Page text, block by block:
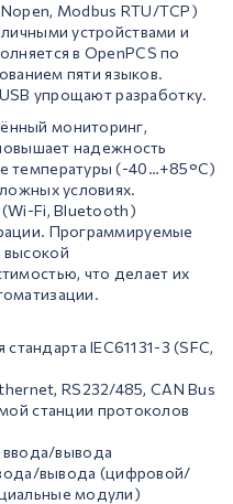
Modbus RTU/TCP)
устройствами и
в OpenPCS по
пяти языков.
упрощают разработку.
мониторинг,
надежность
температуры (-40…+85°C)
условиях.
Fi, Bluetooth)
Программируемые
высокой
что делает их
IEC61131-3 (SFC,
RS232/485, CAN Bus
станции протоколов
вывода
вывода (цифровой/
модули)